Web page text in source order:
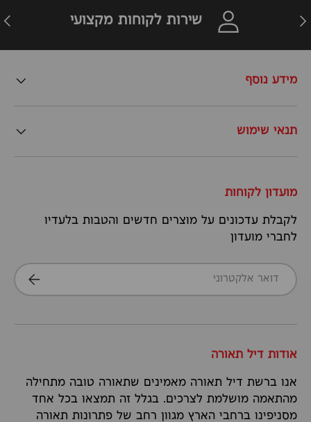
חזרה שירות לקוחות מקצועי
מידע נוסף
תנאי שימוש
מועדון לקוחות
לקבלת עדכונים על מוצרים חדשים והטבות בלעדיו
לחברי מועדון
דואר אלקטרוני
הרשמה
אודות דיל תאורה
אנו ברשת דיל תאורה מאמינים שתאורה טובה מתחילה
מהתאמה מושלמת לצרכים. בגלל זה תמצאו בכל אחד
מסניפינו ברחבי הארץ מגוון רחב של פתרונות תאורה